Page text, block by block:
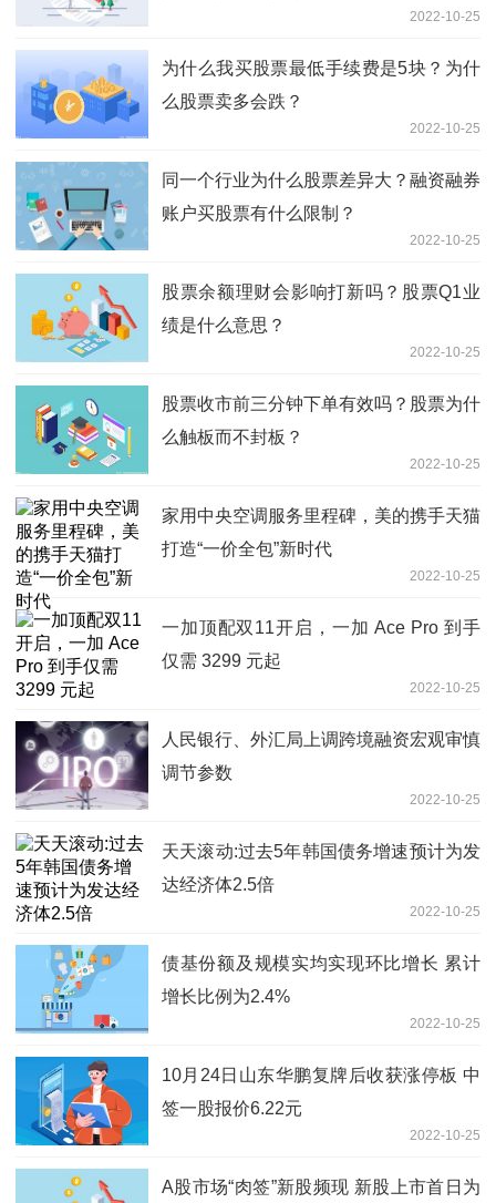
2022-10-25
为什么我买股票最低手续费是5块？为什
么股票卖多会跌？
2022-10-25
同一个行业为什么股票差异大？融资融券
账户买股票有什么限制？
2022-10-25
股票余额理财会影响打新吗？股票Q1业
绩是什么意思？
2022-10-25
股票收市前三分钟下单有效吗？股票为什
么触板而不封板？
2022-10-25
家用中央空调服务里程碑，美的携手天猫
打造“一价全包”新时代
2022-10-25
一加顶配双11开启，一加 Ace Pro 到手
仅需 3299 元起
2022-10-25
人民银行、外汇局上调跨境融资宏观审慎
调节参数
2022-10-25
天天滚动:过去5年韩国债务增速预计为发
达经济体2.5倍
2022-10-25
债基份额及规模实均实现环比增长 累计
增长比例为2.4%
2022-10-25
10月24日山东华鹏复牌后收获涨停板 中
签一股报价6.22元
2022-10-25
A股市场“肉签”新股频现 新股上市首日为